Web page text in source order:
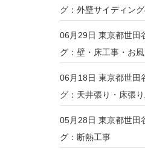
グ：外壁サイディン
06月29日 東京都世田
グ：壁・床工事・お
06月18日 東京都世田
グ：天井張り・床張
05月28日 東京都世田
グ：断熱工事